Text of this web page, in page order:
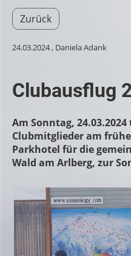
Zurück
24.03.2024, Daniela Adank
Clubausflug
Am Sonntag,
Clubmitglieder am
Parkhotel für die
Wald am Arlberg, zur